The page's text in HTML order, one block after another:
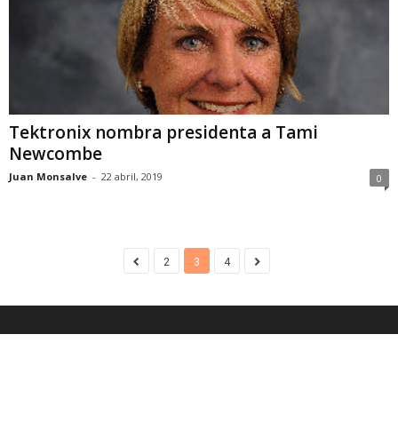
Tektronix nombra presidenta a Tami
Newcombe
Juan Monsalve - 22 abril, 2019 0
2 3 4